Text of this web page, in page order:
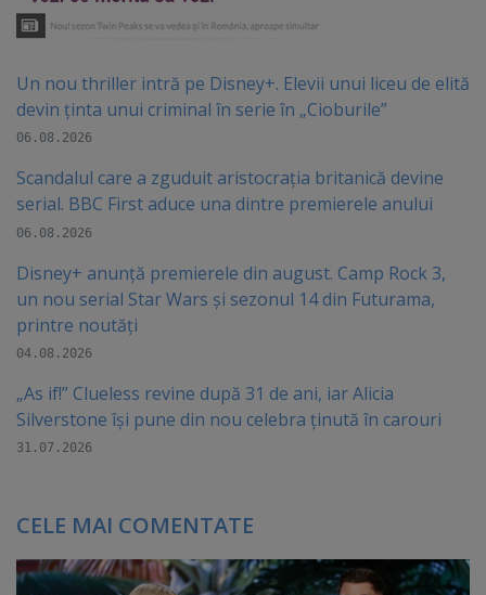
Un nou thriller intră pe Disney+. Elevii unui liceu de elită
devin ținta unui criminal în serie în „Cioburile”
06.08.2026
Scandalul care a zguduit aristocrația britanică devine
serial. BBC First aduce una dintre premierele anului
06.08.2026
Disney+ anunță premierele din august. Camp Rock 3,
un nou serial Star Wars și sezonul 14 din Futurama,
printre noutăți
04.08.2026
„As if!” Clueless revine după 31 de ani, iar Alicia
Silverstone își pune din nou celebra ținută în carouri
31.07.2026
CELE MAI COMENTATE